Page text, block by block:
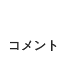
コメント